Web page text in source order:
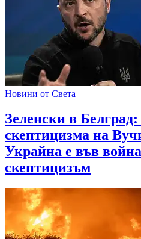
Новини от Света
Зеленски в
скептицизма на
Украйна е във
скептицизъм